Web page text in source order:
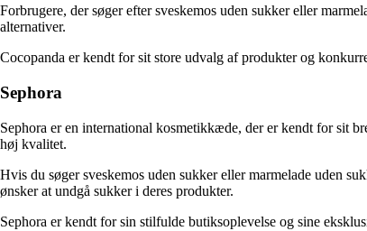
Forbrugere, der søger efter sveskemos uden sukker eller
alternativer.
Cocopanda er kendt for sit store udvalg af produkter og
Sephora
Sephora er en international kosmetikkæde, der er kendt for sit
høj kvalitet.
Hvis du søger sveskemos uden sukker eller marmelade uden
ønsker at undgå sukker i deres produkter.
Sephora er kendt for sin stilfulde butiksoplevelse og sine